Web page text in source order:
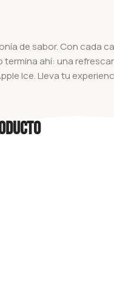
de sabor. Con cada
ahí: una
Ice. Lleva tu